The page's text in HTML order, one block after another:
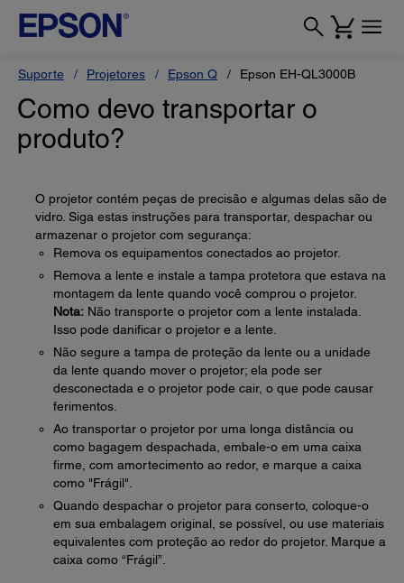
Suporte Projetores Epson Q Epson EH-QL3000B
Como devo transportar o
produto?
O projetor contém peças de precisão e algumas delas são de
vidro. Siga estas instruções para transportar, despachar ou
armazenar o projetor com segurança:
Remova os equipamentos conectados ao projetor.
Remova a lente e instale a tampa protetora que estava na
montagem da lente quando você comprou o projetor.
Nota: Não transporte o projetor com a lente instalada.
Isso pode danificar o projetor e a lente.
Não segure a tampa de proteção da lente ou a unidade
da lente quando mover o projetor; ela pode ser
desconectada e o projetor pode cair, o que pode causar
ferimentos.
Ao transportar o projetor por uma longa distância ou
como bagagem despachada, embale-o em uma caixa
firme, com amortecimento ao redor, e marque a caixa
como "Frágil".
Quando despachar o projetor para conserto, coloque-o
em sua embalagem original, se possível, ou use materiais
equivalentes com proteção ao redor do projetor. Marque a
caixa como “Frágil”.